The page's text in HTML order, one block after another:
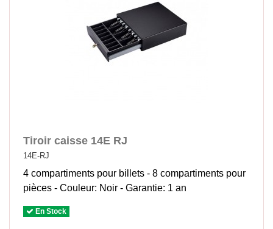
Tiroir caisse 14E RJ
14E-RJ
4 compartiments pour billets - 8 compartiments pour
pièces - Couleur: Noir - Garantie: 1 an
En Stock